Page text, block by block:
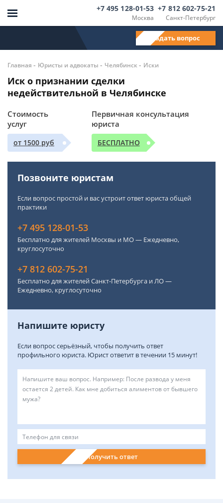
Москва
+7 495 128-01-53
Санкт-Петербург
+7 812 602-75-21
Задать вопрос
Главная - Юристы и адвокаты - Челябинск- Иски
Иск о признании сделки
недействительной в Челябинске
Стоимость
услуг
от 1500 руб
Первичная консультация
юриста
БЕСПЛАТНО
Позвоните юристам
Если вопрос простой и вас устроит ответ юриста общей
практики
+7 495 128-01-53
Бесплатно для жителей Москвы и МО — Ежедневно,
круглосуточно
+7 812 602-75-21
Бесплатно для жителей Санкт-Петербурга и ЛО —
Ежедневно, круглосуточно
Напишите юристу
Если вопрос серьёзный, чтобы получить ответ
профильного юриста. Юрист ответит в течении 15 минут!
Получить ответ